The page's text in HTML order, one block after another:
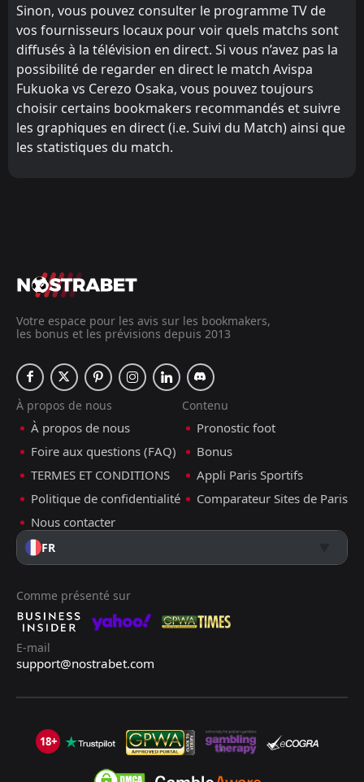
Sinon, vous pouvez consulter le programme TV de
vos fournisseurs locaux pour voir quels matchs sont
diffusés à la télévision en direct. Si vous n’avez pas la
possibilité de regarder en direct le match Avispa
Fukuoka vs Cerezo Osaka, vous pouvez toujours
choisir certains bookmakers recommandés et suivre
les graphiques en direct (i.e. Suivi du Match) ainsi que
les statistiques du match.
Votre espace pour les avis sur les bookmakers,
les bonus et les prévisions depuis 2013
À propos de nous
À propos de nous
Foire aux questions (FAQ)
TERMES ET CONDITIONS
Politique de confidentialité
Nous contacter
Contenu
Pronostic foot
Bonus
Appli Paris Sportifs
Comparateur Sites de Paris
FR
Comme présenté sur
E-mail
support@nostrabet.com
18+